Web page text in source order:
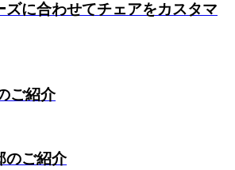
ズに合わせてチェアをカスタマ
ご紹介
ご紹介